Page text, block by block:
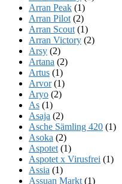
Arran Peak (1)
Arran Pilot (2)
Arran Scout (1)
Arran Victory (2)
Arsy (2)
Artana (2)
Artus (1)
Arvor(1)
Aryo (2)
As (1)
Asaja (2)
Asche Sämling 420 (1)
Asoka (2)
Aspotet (1)
Aspotet x Virusfrei (1)
Assia (1)
Assuan Markt (1)